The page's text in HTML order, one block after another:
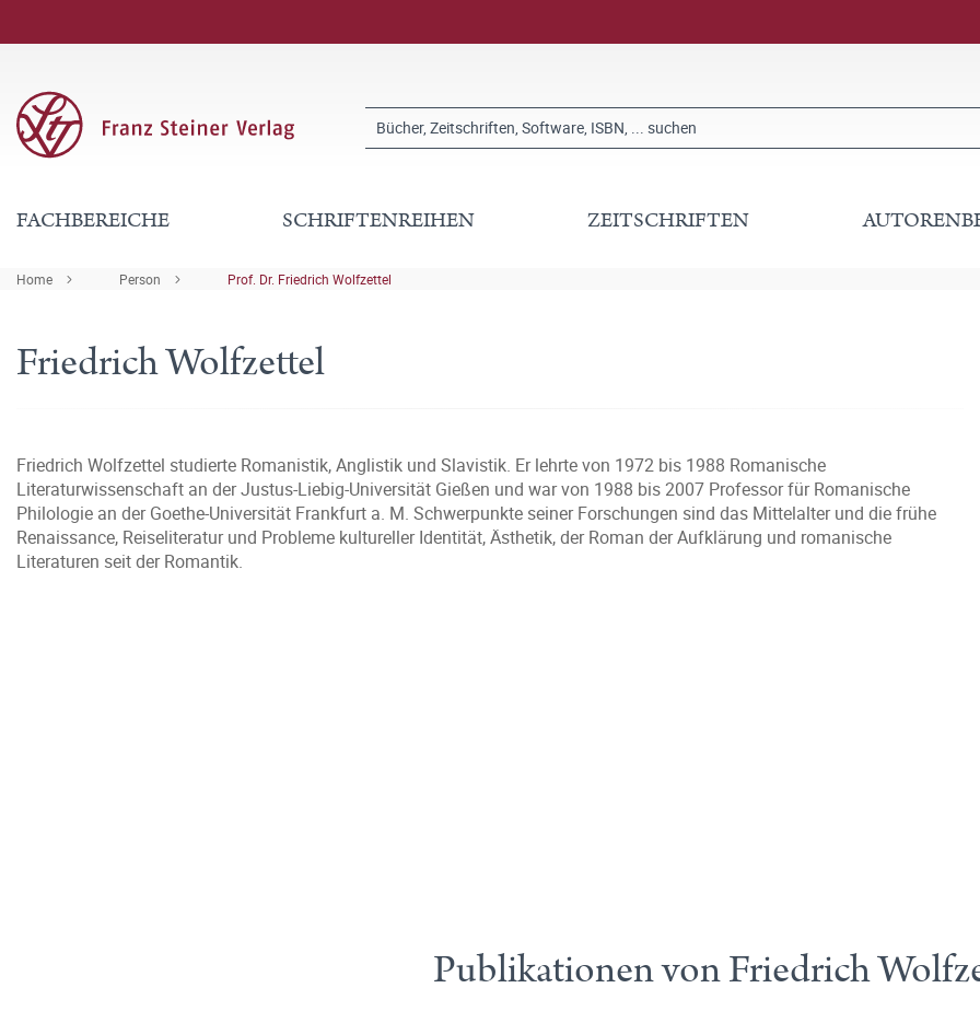
FACHBEREICHE SCHRIFTENREIHEN ZEITSCHRIFTEN
Home Person Prof. Dr. Friedrich Wolfzettel
Friedrich Wolfzettel
Friedrich Wolfzettel studierte Romanistik, Anglistik und Slavistik. Er lehrte von 1972 bis 1988 Romanische
Literaturwissenschaft an der Justus-Liebig-Universität Gießen und war von 1988 bis 2007 Professor für Romanische
Philologie an der Goethe-Universität Frankfurt a. M. Schwerpunkte seiner Forschungen sind das Mittelalter und die frühe
Renaissance, Reiseliteratur und Probleme kultureller Identität, Ästhetik, der Roman der Aufklärung und romanische
Literaturen seit der Romantik.
Publikationen von Friedrich